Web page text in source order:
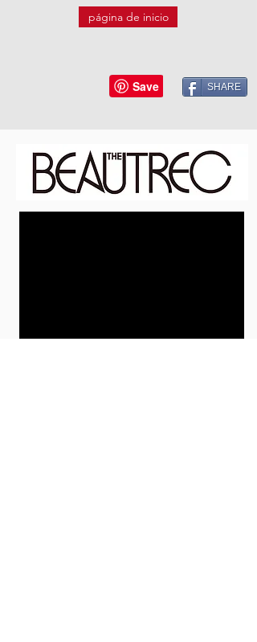
página de inicio
SHARE